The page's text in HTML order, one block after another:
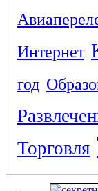
Интернет
год
Торговля